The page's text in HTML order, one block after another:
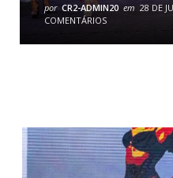
por CR2-ADMIN20 em 28 DE
COMENTÁRIOS